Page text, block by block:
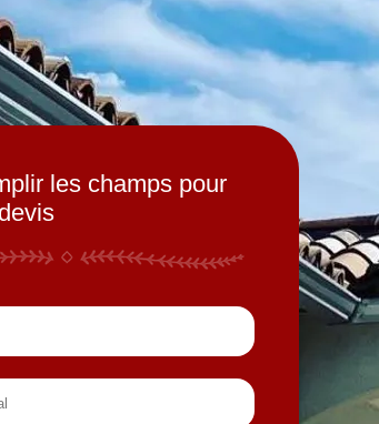
les champs pour